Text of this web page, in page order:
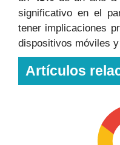
significativo en el
tener implicaciones
dispositivos móviles
Artículos